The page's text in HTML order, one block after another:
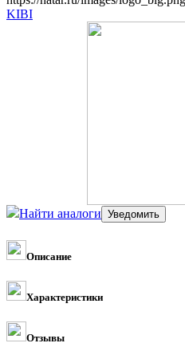
KIBI
Найти аналоги
Описание
Характеристики
Отзывы